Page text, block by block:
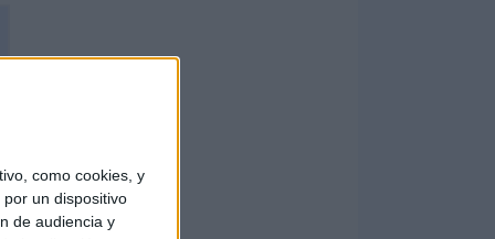
como cookies, y
un dispositivo
de audiencia y